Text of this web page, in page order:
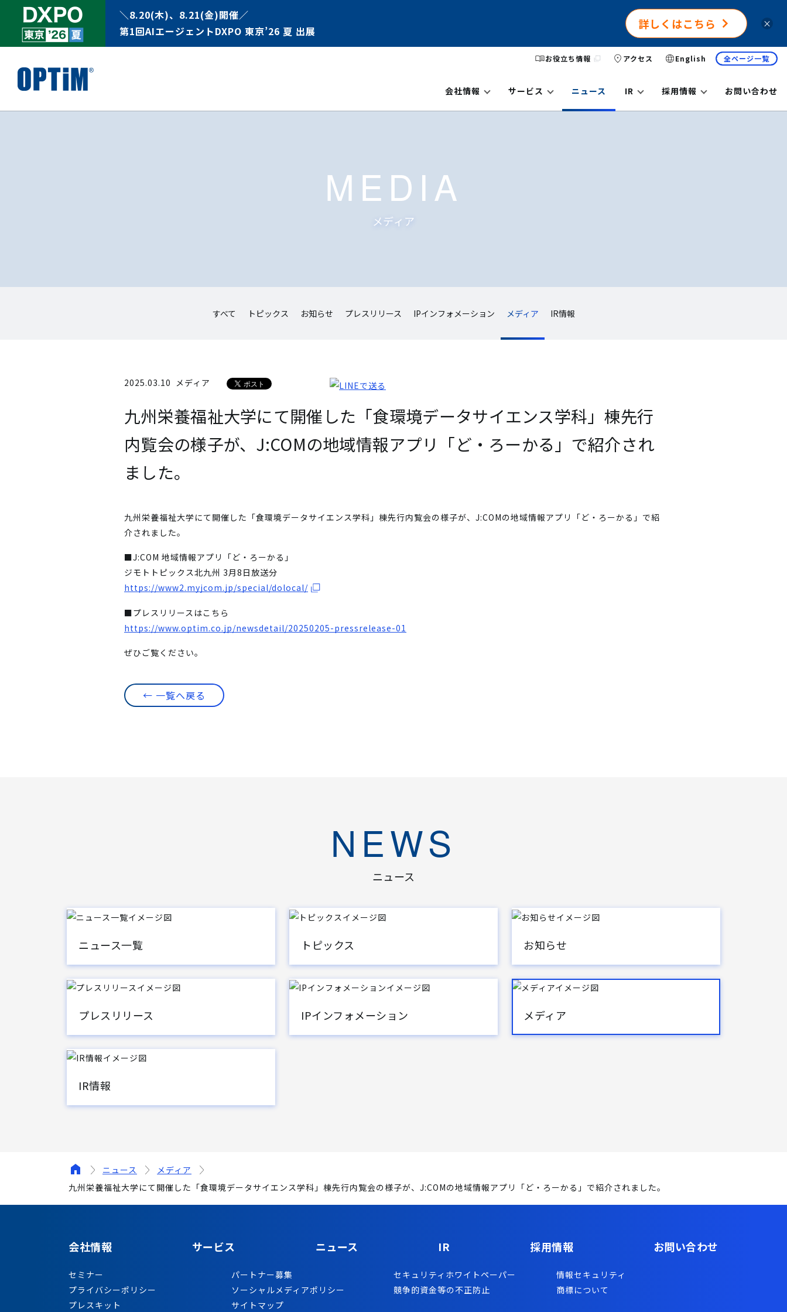
＼8.20(木)、8.21(金)開催／
第1回AIエージェントDXPO 東京’26 夏 出展
詳しくはこちら ×
お役立ち情報 アクセス English 全ページ一覧
会社情報 サービス ニュース IR 採用情報 お問い合わせ
MEDIA
メディア
すべて トピックス お知らせ プレスリリース IPインフォメーション メディア IR情報
2025.03.10 メディア
九州栄養福祉大学にて開催した「食環境データサイエンス学科」棟先行
内覧会の様子が、J:COMの地域情報アプリ「ど・ろーかる」で紹介され
ました。
九州栄養福祉大学にて開催した「食環境データサイエンス学科」棟先行内覧会の様子が、J:COMの地域情報アプリ「ど・ろーかる」で紹
介されました。
■J:COM 地域情報アプリ「ど・ろーかる」
ジモトトピックス北九州 3月8日放送分
https://www2.myjcom.jp/special/dolocal/
■プレスリリースはこちら
https://www.optim.co.jp/newsdetail/20250205-pressrelease-01
ぜひご覧ください。
← 一覧へ戻る
NEWS
ニュース
ニュース一覧 トピックス お知らせ
プレスリリース IPインフォメーション メディア
IR情報
ニュース
メディア
九州栄養福祉大学にて開催した「食環境データサイエンス学科」棟先行内覧会の様子が、J:COMの地域情報アプリ「ど・ろーかる」で紹介されました。
会社情報 サービス ニュース IR 採用情報 お問い合わせ
セミナー パートナー募集 セキュリティホワイトペーパー
情報セキュリティ
プライバシーポリシー
ソーシャルメディアポリシー 競争的資金等の不正防止
商標について
プレスキット
サイトマップ